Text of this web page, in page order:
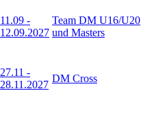
11.09 -
12.09.2027
Team DM U16/U20
und Masters
27.11 -
28.11.2027
DM Cross